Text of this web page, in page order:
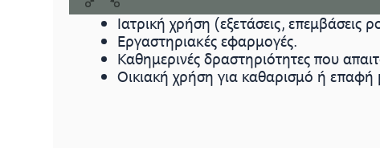
Ιατρική χρήση (εξετάσεις, επεμβάσεις
Εργαστηριακές εφαρμογές.
Καθημερινές δραστηριότητες που
Οικιακή χρήση για καθαρισμό ή επαφή